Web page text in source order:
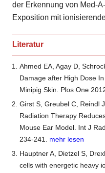
der Erkennung von Med-
Exposition mit
Literatur
Ahmed EA, Agay D,
Damage after High Dose
Minipig Skin. Plos One
Girst S, Greubel C, Reindl
Radiation Therapy
Mouse Ear Model. Int J
234-241. mehr lesen
Hauptner A, Dietzel S,
cells with energetic heavy